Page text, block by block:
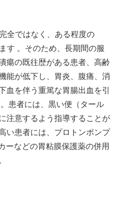
全ではなく、ある程度の
す 。そのため、長期間の服
瘍の既往歴がある患者、高齢
能が低下し、胃炎、腹痛、消
血を伴う重篤な胃腸出血を引
患者には、黒い便（タール
注意するよう指導することが
い患者には、プロトンポンプ
ーなどの胃粘膜保護薬の併用